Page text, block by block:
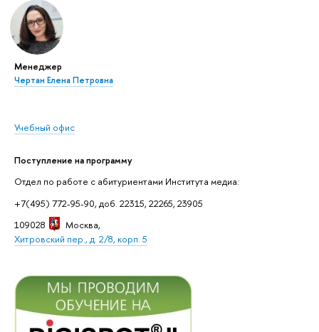
Менеджер
Чертан Елена Петровна
Учебный офис
Поступление на программу
Отдел по работе с абитуриентами Института медиа:
+7(495) 772-95-90, доб. 22315, 22265, 23905
109028
Москва,
Хитровский пер., д. 2/8, корп. 5